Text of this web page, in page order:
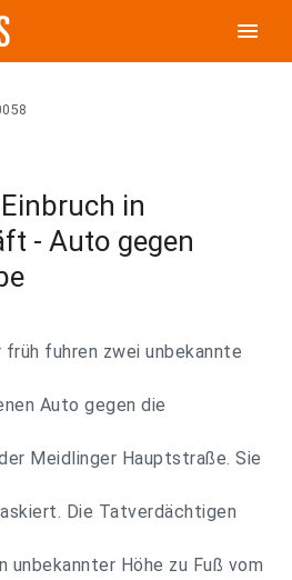
menu
in
- Auto gegen
früh fuhren zwei unbekannte
Auto gegen die
Meidlinger Hauptstraße. Sie
Die Tatverdächtigen
Höhe zu Fuß vom